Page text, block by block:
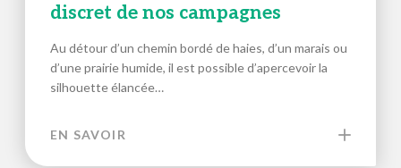
discret de nos campagnes
Au détour d’un chemin bordé de haies, d’un marais ou
d’une prairie humide, il est possible d’apercevoir la
silhouette élancée…
EN SAVOIR